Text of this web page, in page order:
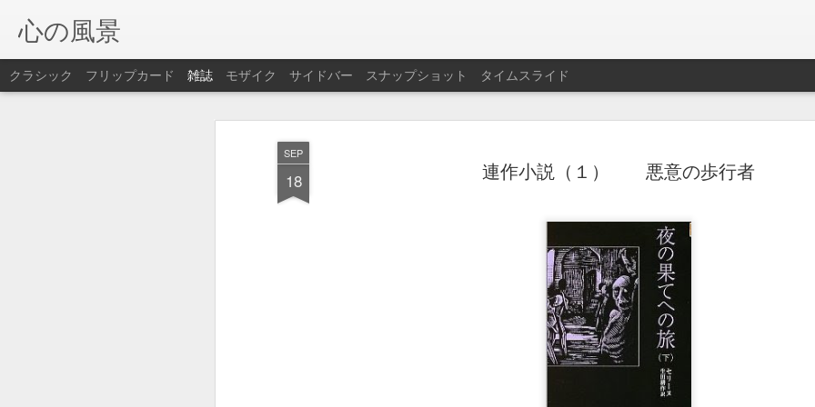
SEP
18 連作小説（１） 悪意の歩行者
心の風景
クラシック フリップカード 雑誌 モザイク サイドバー スナップショット タイムスライド
1
の炸裂
でも多くの差別が残ってい
者差別」と「部落差別」の
中でも「部落差別」は、「
法」と共に、人権三法とし
且つ、看過し難い差別であ
ここでは、拙稿（「時代
れ」）を引用し、部落差別
うことについて言及したい。